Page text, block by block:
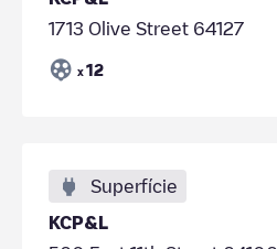
1713 Olive Street 64127
x 12
Superfície
KCP&L